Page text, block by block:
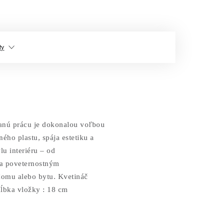
prácu je dokonalou voľbou
plastu, spája estetiku a
interiéru – od
poveternostným
alebo bytu. Kvetináč
vložky : 18 cm